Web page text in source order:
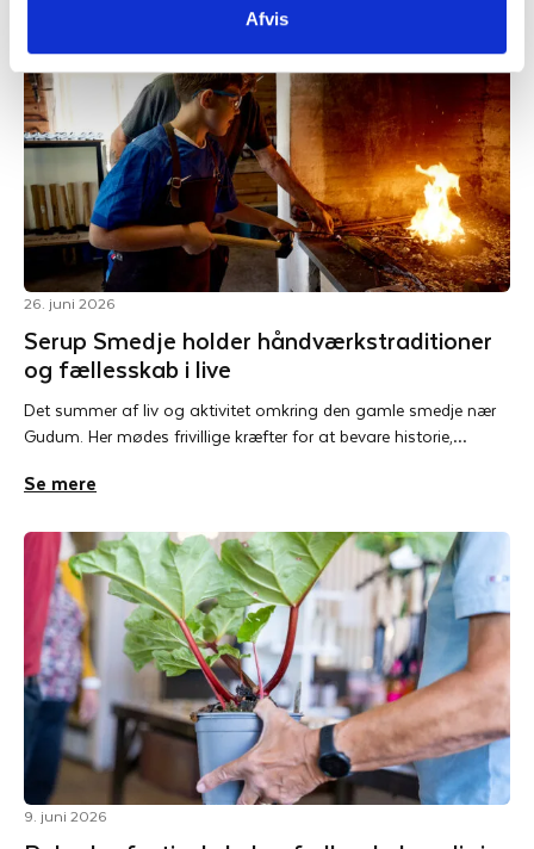
Afvis
Serup Smedje holder håndværkstraditioner
og fællesskab i live
26. juni 2026
Det summer af liv og aktivitet omkring den gamle smedje nær
Gudum. Her mødes frivillige kræfter for at bevare historie,…
Se mere
9. juni 2026